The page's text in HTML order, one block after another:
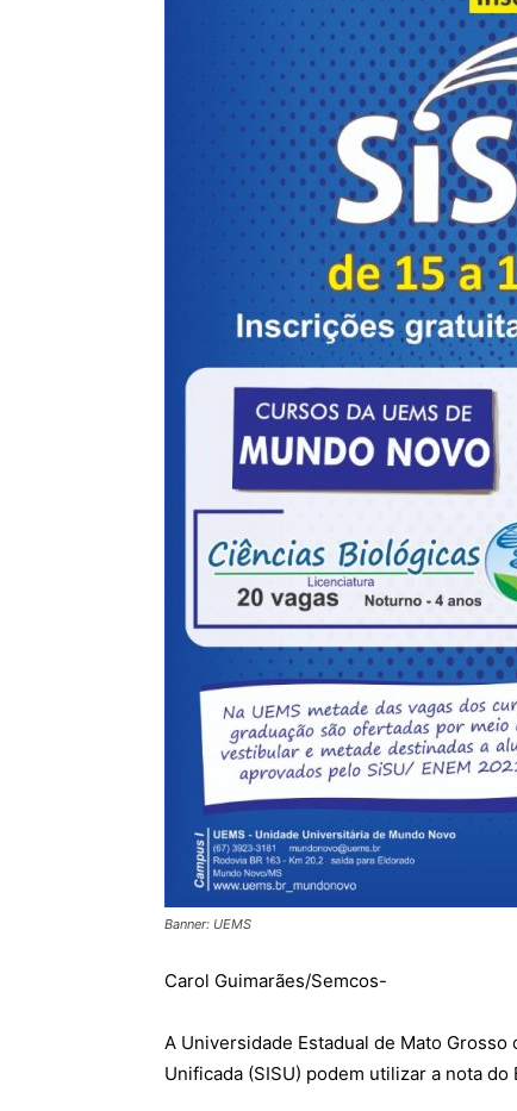
Banner: UEMS
Carol Guimarães/Semcos-
A Universidade Estadual de Mato
Unificada (SISU) podem utilizar a nota